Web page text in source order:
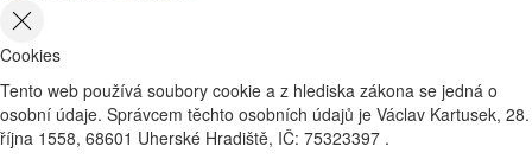
Cookies
Tento web používá soubory cookie a z hlediska zákona se jedná o
osobní údaje. Správcem těchto osobních údajů je Václav Kartusek, 28.
října 1558, 68601 Uherské Hradiště, IČ: 75323397 .